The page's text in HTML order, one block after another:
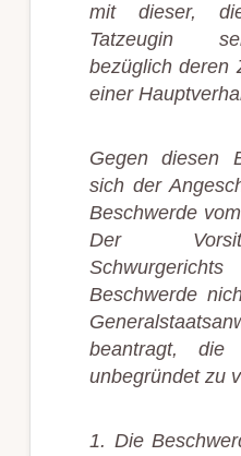
mit dieser,
Tatzeugin
bezüglich deren
einer
Gegen diesen
sich der
Beschwerde
Der
Beschwerde
beantragt, die
unbegründet zu
1. Die